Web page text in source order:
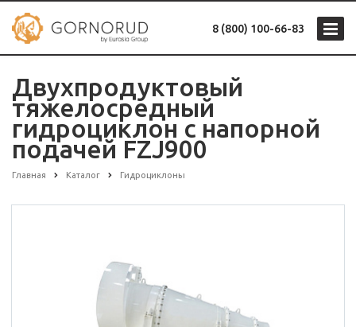
8 (800) 100-66-83
Двухпродуктовый
тяжелосредный
гидроциклон с напорной
подачей FZJ900
Главная Каталог Гидроциклоны